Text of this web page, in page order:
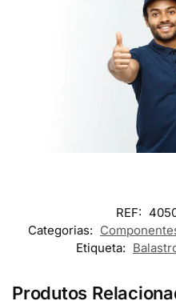
REF:
Categorias:
Etiqueta:
Produtos